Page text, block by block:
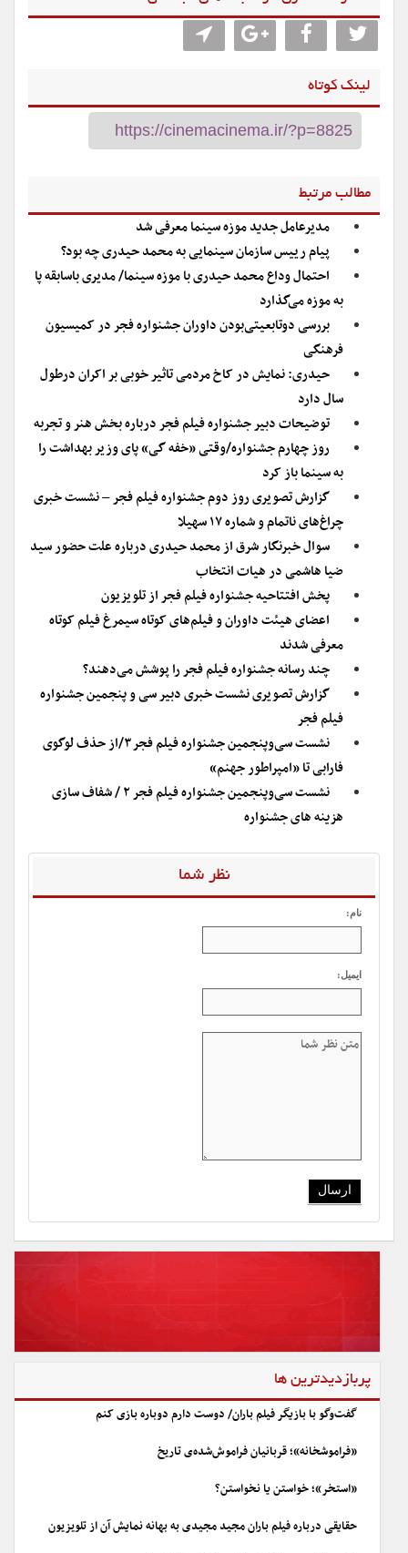
لینک کوتاه
مطالب مرتبط
مدیرعامل جدید موزه سینما معرفی شد
پیام رییس سازمان سینمایی به محمد حیدری چه بود؟
احتمال وداع محمد حیدری با موزه سینما/ مدیری باسابقه پا
به موزه می‌گذارد
بررسی دوتابعیتی‌بودن داوران جشنواره فجر در کمیسیون
فرهنگی
حیدری: نمایش در کاخ مردمی تاثیر خوبی بر اکران درطول
سال دارد
توضیحات دبیر جشنواره فیلم فجر درباره بخش هنر و تجربه
روز چهارم جشنواره/وقتی «خفه گی» پای وزیر بهداشت را
به سینما باز کرد
گزارش تصویری روز دوم جشنواره فیلم فجر – نشست خبری
چراغ‌های ناتمام و شماره ۱۷ سهیلا
سوال خبرنگار شرق از محمد حیدری درباره علت حضور سید
ضیا هاشمی در هیات انتخاب
پخش افتتاحیه جشنواره فیلم فجر از تلویزیون
اعضای هیئت داوران و فیلم‌های کوتاه سیمرغ فیلم کوتاه
معرفی شدند
چند رسانه جشنواره فیلم فجر را پوشش می‌دهند؟
گزارش تصویری نشست خبری دبیر سی و پنجمین جشنواره
فیلم فجر
نشست سی‌وپنجمین جشنواره فیلم فجر۳/از حذف لوگوی
فارابی تا «امپراطور جهنم»
نشست سی‌وپنجمین جشنواره فیلم فجر ۲ / شفاف سازی
هزینه های جشنواره
نظر شما
نام:
ایمیل:
پربازدیدترین ها
گفت‌وگو با بازیگر فیلم باران/ دوست دارم دوباره بازی کنم
«فراموشخانه»؛ قربانیان فراموش‌شده‌ی تاریخ
«استخر»؛ خواستن یا نخواستن؟
حقایقی درباره فیلم باران مجید مجیدی به بهانه نمایش آن از تلویزیون